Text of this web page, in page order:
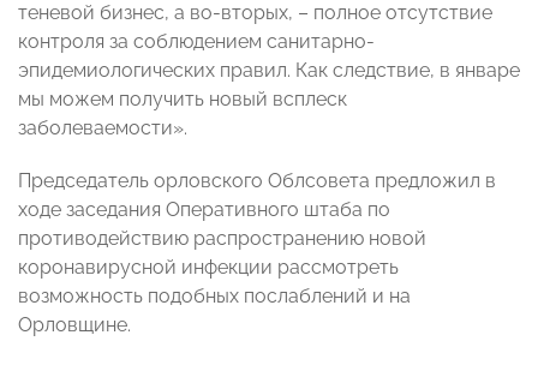
теневой бизнес, а во-вторых, – полное отсутствие
контроля за соблюдением санитарно-
эпидемиологических правил. Как следствие, в январе
мы можем получить новый всплеск
заболеваемости».
Председатель орловского Облсовета предложил в
ходе заседания Оперативного штаба по
противодействию распространению новой
коронавирусной инфекции рассмотреть
возможность подобных послаблений и на
Орловщине.